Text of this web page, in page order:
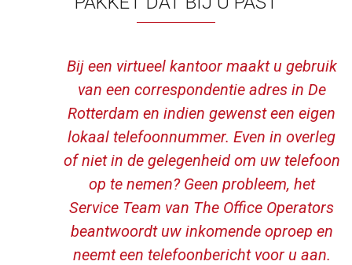
Bij een virtueel kantoor maakt u gebruik
van een correspondentie adres in De
Rotterdam en indien gewenst een eigen
lokaal telefoonnummer. Even in overleg
of niet in de gelegenheid om uw telefoon
op te nemen? Geen probleem, het
Service Team van The Office Operators
beantwoordt uw inkomende oproep en
neemt een telefoonbericht voor u aan.